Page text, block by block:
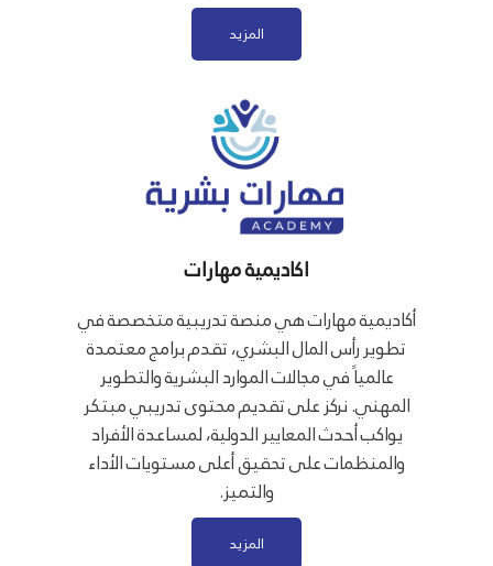
المزيد
اكاديمية مهارات
أكاديمية مهارات هي منصة تدريبية متخصصة في
تطوير رأس المال البشري، تقدم برامج معتمدة
عالمياً في مجالات الموارد البشرية والتطوير
المهني. نركز على تقديم محتوى تدريبي مبتكر
يواكب أحدث المعايير الدولية، لمساعدة الأفراد
والمنظمات على تحقيق أعلى مستويات الأداء
والتميز.
المزيد